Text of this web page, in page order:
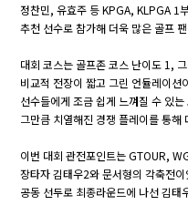
정찬민, 유효주 등 KPGA, KLPGA 1
추천 선수로 참가해 더욱 많은 골프
대회 코스는 골프존 코스 난이도 1,
비교적 전장이 짧고 그린 언듈레이션
선수들에게 조금 쉽게 느껴질 수 있
그만큼 치열해진 경쟁 플레이를 통해
이번 대회 관전포인트는 GTOUR,
장타자 김태우2와 문서형의 각축전이
공동 선두로 최종라운드에 나선 김